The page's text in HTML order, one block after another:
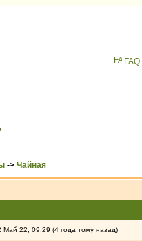
FAQ
-> Чайная
Май 22, 09:29 (4 года тому назад)